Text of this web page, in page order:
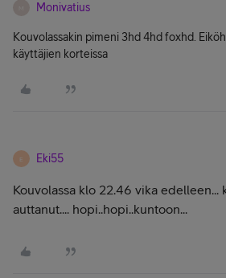
Monivatius
Kouvolassakin pimeni 3hd 4hd foxhd.
käyttäjien korteissa
E Eki55
Kouvolassa klo 22.46 vika edelleen...
auttanut.... hopi..hopi..kuntoon...